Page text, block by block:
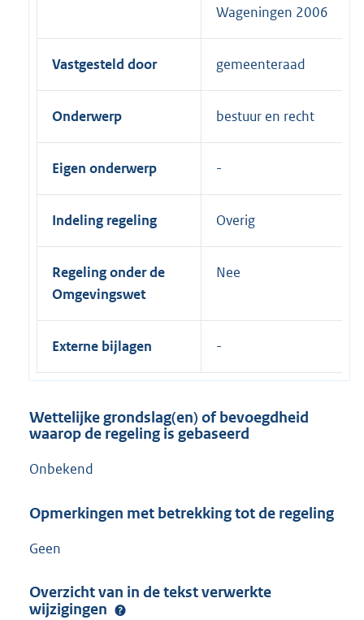
Wageningen 2006
Vastgesteld door gemeenteraad
Onderwerp bestuur en recht
Eigen onderwerp
Indeling regeling Overig
Regeling onder de
Omgevingswet
Nee
Externe bijlagen
Wettelijke grondslag(en) of bevoegdheid
waarop de regeling is gebaseerd
Onbekend
Opmerkingen met betrekking tot de regeling
Geen
Overzicht van in de tekst verwerkte
wijzigingen